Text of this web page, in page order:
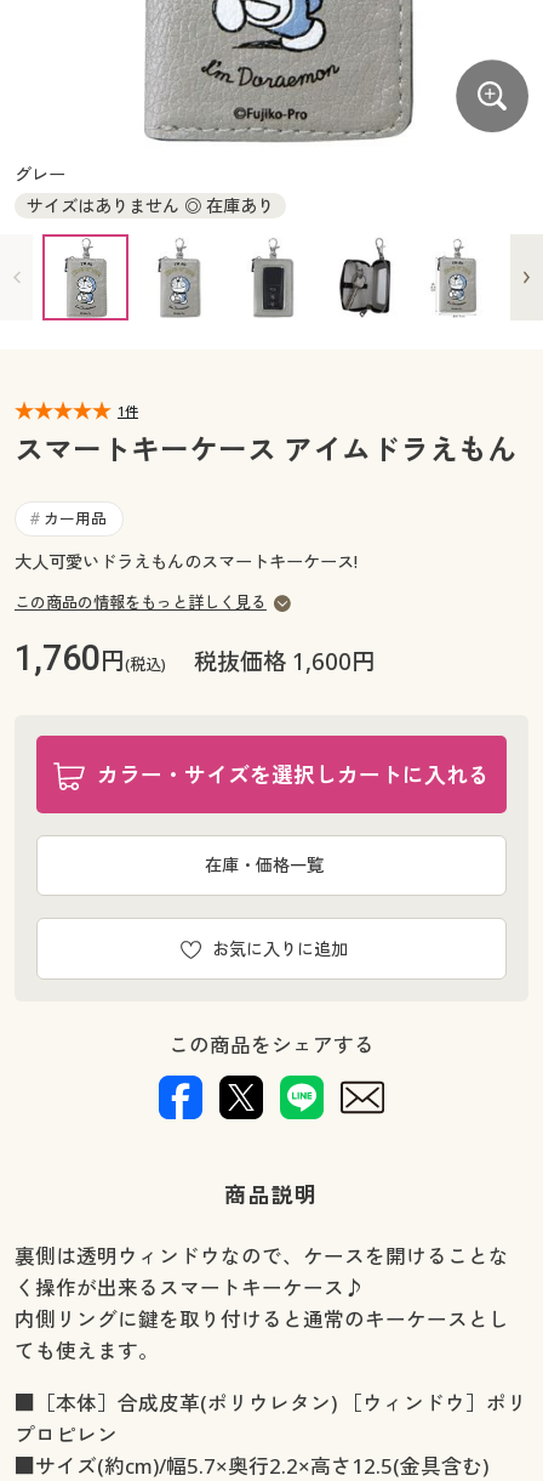
大きいサイズ レディース下着
大きいサイズ メンズ
大きいサイズ 事務・制服
シークレットセール
商品カテゴリ一覧
カタログ・チラシからのご注文
デジタルカタログ
カタログ無料プレゼント
マイページ
お気に入り
サポート
ご利用ガイド
よくある質問とお問い合わせ
大きいサイズ メンズ
大きいサイズ 事務・制服
カタログ・チラシからのご注文
カタログ無料プレゼント
会員メニュー
閲覧履歴
サポート
ご利用ガイド
よくある質問とお問い合わせ
グレー
サイズはありません ◎ 在庫あり
1件
スマートキーケース アイムドラえもん
# カー用品
大人可愛いドラえもんのスマートキーケース!
この商品の情報をもっと詳しく見る
1,760円(税込) 税抜価格 1,600円
カラー・サイズを選択しカートに入れる
お気に入りに追加
在庫・価格一覧
この商品をシェアする
商品説明
裏側は透明ウィンドウなので、ケースを開けることな
く操作が出来るスマートキーケース♪
内側リングに鍵を取り付けると通常のキーケースとし
ても使えます。
■［本体］合成皮革(ポリウレタン) ［ウィンドウ］ポリ
プロピレン
■サイズ(約cm)/幅5.7×奥行2.2×高さ12.5(金具含む)